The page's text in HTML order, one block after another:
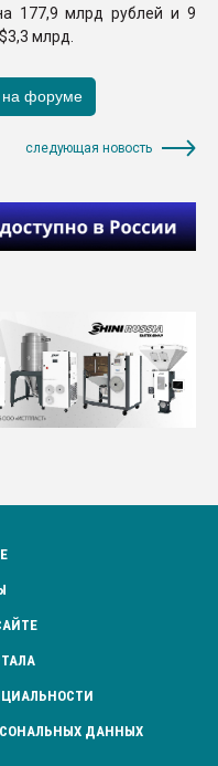
177,9 млрд рублей и 9
млрд.
следующая новость
ДАННЫХ